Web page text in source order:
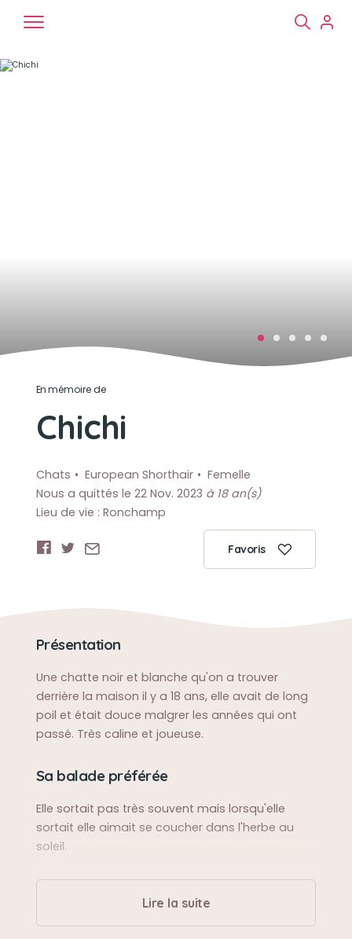
En mémoire de
Chichi
Chats European Shorthair
Femelle
Nous a quittés le 22 Nov. 2023 à 18 an(s)
Lieu de vie : Ronchamp
Favoris
Présentation
Une chatte noir et blanche qu'on a trouver
derrière la maison il y a 18 ans, elle avait de long
poil et était douce malgrer les années qui ont
passé. Très caline et joueuse.
Sa balade préférée
Elle sortait pas très souvent mais lorsqu'elle
sortait elle aimait se coucher dans l'herbe au
soleil.
Elle adorait jouer avec la laine lorsqu'on tricotait
Lire la suite